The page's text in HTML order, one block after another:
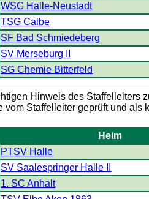
WSG Halle-Neustadt
TSG Calbe
SF Bad Schmiedeberg
SV Merseburg II
SG Chemie Bitterfeld
Heim
PTSV Halle
SV Saalespringer Halle II
1. SC Anhalt